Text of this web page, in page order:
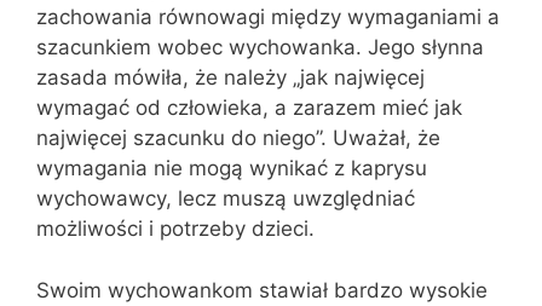
zachowania równowagi między wymaganiami a
szacunkiem wobec wychowanka. Jego słynna
zasada mówiła, że należy „jak najwięcej
wymagać od człowieka, a zarazem mieć jak
najwięcej szacunku do niego”. Uważał, że
wymagania nie mogą wynikać z kaprysu
wychowawcy, lecz muszą uwzględniać
możliwości i potrzeby dzieci.
Swoim wychowankom stawiał bardzo wysokie